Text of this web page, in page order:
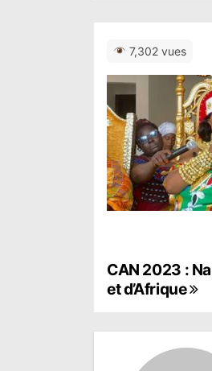
7,302 vues
N
a
v
CAN 2023 :
et d’Afrique